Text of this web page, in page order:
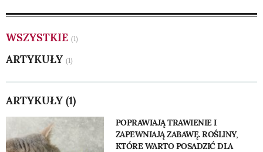
WSZYSTKIE (1)
ARTYKUŁY (1)
ARTYKUŁY (1)
POPRAWIAJĄ TRAWIENIE I
ZAPEWNIAJĄ ZABAWĘ. ROŚLINY,
KTÓRE WARTO POSADZIĆ DLA